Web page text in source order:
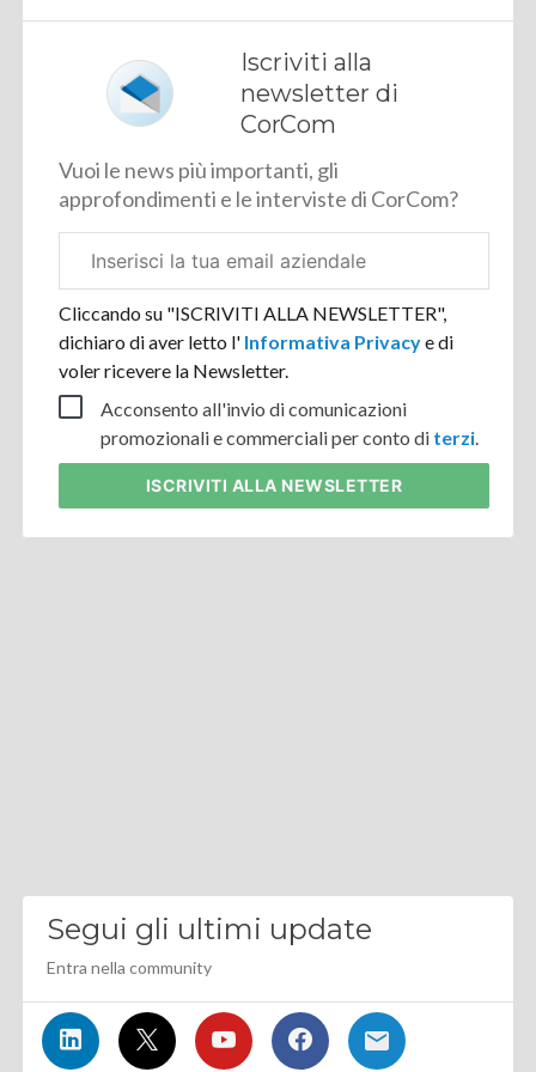
Iscriviti alla
newsletter di
CorCom
Vuoi le news più importanti, gli
approfondimenti e le interviste di CorCom?
aziendale
Cliccando su "ISCRIVITI ALLA NEWSLETTER",
dichiaro di aver letto l' Informativa Privacye di
voler ricevere la Newsletter.
Acconsento all'invio di comunicazioni
promozionali e commerciali per conto di terzi.
ISCRIVITI ALLA NEWSLETTER
Segui gli ultimi update
Entra nella community